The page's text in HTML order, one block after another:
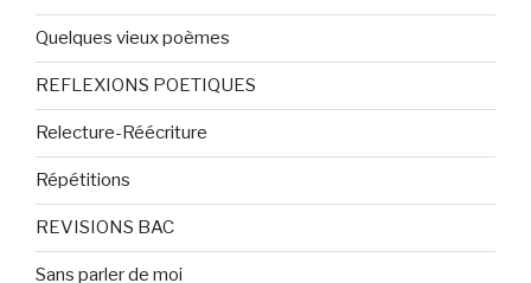
Quelques vieux poèmes
REFLEXIONS POETIQUES
Relecture-Réécriture
Répétitions
REVISIONS BAC
Sans parler de moi